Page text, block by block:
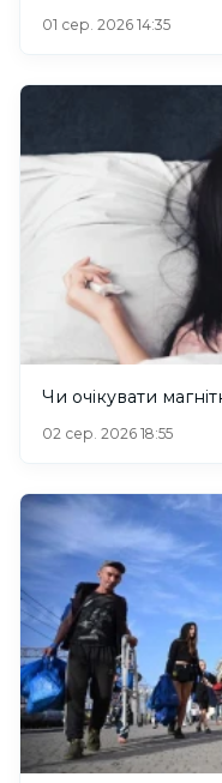
01 сер. 2026 14:35
Чи очікувати
02 сер. 2026 18:55